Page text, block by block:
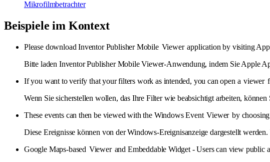
Mikrofilmbetrachter
Beispiele im Kontext
Please download Inventor Publisher Mobile Viewer application by visiting
Bitte laden Inventor Publisher Mobile Viewer-Anwendung, indem Sie Apple
If you want to verify that your filters work as intended, you can open a viewer
Wenn Sie sicherstellen wollen, das Ihre Filter wie beabsichtigt arbeiten, können
These events can then be viewed with the Windows Event Viewer by
Diese Ereignisse können von der Windows-Ereignisanzeige dargestellt
Google Maps-based Viewer and Embeddable Widget - Users can view public